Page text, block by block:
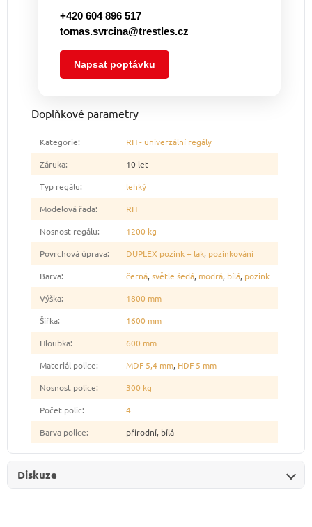
+420 604 896 517
tomas.svrcina@trestles.cz
Napsat poptávku
Doplňkové parametry
Kategorie:
RH - univerzální regály
Záruka:
10 let
Typ regálu:
lehký
Modelová řada:
RH
Nosnost regálu:
1200 kg
Povrchová úprava: DUPLEX pozink + lak, pozinkování
Barva: černá, světle šedá, modrá, bílá, pozink
Výška:
1800 mm
Šířka:
1600 mm
Hloubka:
600 mm
Materiál police: MDF 5,4 mm, HDF 5 mm
Nosnost police:
300 kg
Počet polic:
4
Barva police: přírodní, bílá
Diskuze